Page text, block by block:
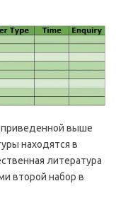
выше
находятся в
литература
второй набор в